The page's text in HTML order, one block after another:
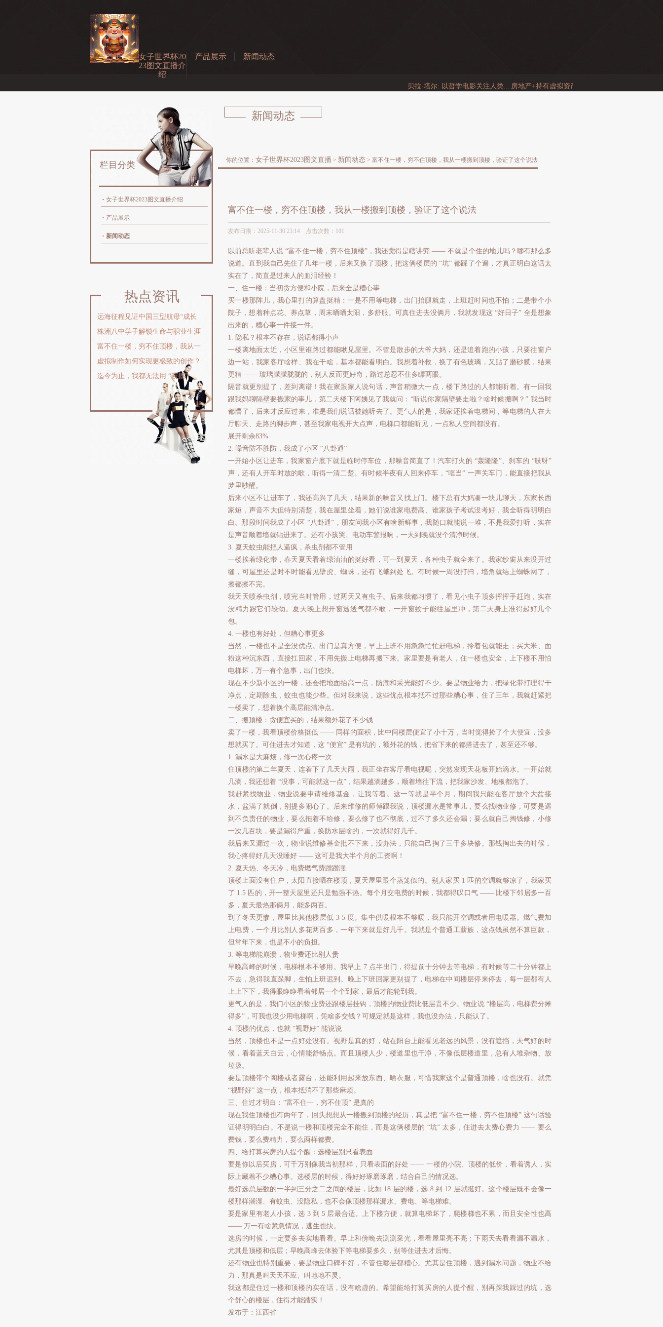
首页
女子世界杯20
23图文直播介
绍
产品展示 新闻动态
贝拉·塔尔: 以哲学电影关注人类... 房地产+持有虚拟资产相关牌照+二...
栏目分类
女子世界杯2023图文直播介绍
产品展示
新闻动态
热点资讯
远海征程见证中国三型航母“成长
株洲八中学子解锁生命与职业生涯
富不住一楼，穷不住顶楼，我从一
虚拟制作如何实现更极致的创作？
迄今为止，我都无法用 “震撼”
新闻动态
你的位置： 女子世界杯2023图文直播 > 新闻动态 > 富不住一楼，穷不住顶楼，我从一楼搬到顶楼，验证了这个说法
富不住一楼，穷不住顶楼，我从一楼搬到顶楼，验证了这个说法
发布日期：2025-11-30 23:14 点击次数：101
以前总听老辈人说 “富不住一楼，穷不住顶楼”，我还觉得是瞎讲究 —— 不就是个住的地儿吗？哪有那么多
说道。直到我自己先住了几年一楼，后来又换了顶楼，把这俩楼层的 “坑” 都踩了个遍，才真正明白这话太
实在了，简直是过来人的血泪经验！
一、住一楼：当初贪方便和小院，后来全是糟心事
买一楼那阵儿，我心里打的算盘挺精：一是不用等电梯，出门抬腿就走，上班赶时间也不怕；二是带个小
院子，想着种点花、养点草，周末晒晒太阳，多舒服。可真住进去没俩月，我就发现这 “好日子” 全是想象
出来的，糟心事一件接一件。
1. 隐私？根本不存在，说话都得小声
一楼离地面太近，小区里谁路过都能瞅见屋里。不管是散步的大爷大妈，还是追着跑的小孩，只要往窗户
边一站，我家客厅啥样、我在干啥，基本都能看明白。我想着补救，换了有色玻璃，又贴了磨砂膜，结果
更糟 —— 玻璃朦朦胧胧的，别人反而更好奇，路过总忍不住多瞟两眼。
隔音就更别提了，差到离谱！我在家跟家人说句话，声音稍微大一点，楼下路过的人都能听着。有一回我
跟我妈聊隔壁要搬家的事儿，第二天楼下阿姨见了我就问：“听说你家隔壁要走啦？啥时候搬啊？” 我当时
都懵了，后来才反应过来，准是我们说话被她听去了。更气人的是，我家还挨着电梯间，等电梯的人在大
厅聊天、走路的脚步声，甚至我家电视开大点声，电梯口都能听见，一点私人空间都没有。
展开剩余83%
2. 噪音防不胜防，我成了小区 “八卦通”
一开始小区让进车，我家窗户底下就是临时停车位，那噪音简直了！汽车打火的 “轰隆隆”、刹车的 “吱呀”
声，还有人开车时放的歌，听得一清二楚。有时候半夜有人回来停车，“哐当” 一声关车门，能直接把我从
梦里吵醒。
后来小区不让进车了，我还高兴了几天，结果新的噪音又找上门。楼下总有大妈凑一块儿聊天，东家长西
家短，声音不大但特别清楚，我在屋里坐着，她们说谁家电费高、谁家孩子考试没考好，我全听得明明白
白。那段时间我成了小区 “八卦通”，朋友问我小区有啥新鲜事，我随口就能说一堆，不是我爱打听，实在
是声音顺着墙就钻进来了。还有小孩哭、电动车警报响，一天到晚就没个清净时候。
3. 夏天蚊虫能把人逼疯，杀虫剂都不管用
一楼挨着绿化带，春天夏天看着绿油油的挺好看，可一到夏天，各种虫子就全来了。我家纱窗从来没开过
缝，可屋里还是时不时能看见壁虎、蜘蛛，还有飞蛾到处飞。有时候一周没打扫，墙角就结上蜘蛛网了，
擦都擦不完。
我天天喷杀虫剂，喷完当时管用，过两天又有虫子。后来我都习惯了，看见小虫子顶多挥挥手赶跑，实在
没精力跟它们较劲。夏天晚上想开窗透透气都不敢，一开窗蚊子能往屋里冲，第二天身上准得起好几个
包。
4. 一楼也有好处，但糟心事更多
当然，一楼也不是全没优点。出门是真方便，早上上班不用急急忙忙赶电梯，拎着包就能走；买大米、面
粉这种沉东西，直接扛回家，不用先搬上电梯再搬下来。家里要是有老人，住一楼也安全，上下楼不用怕
电梯坏，万一有个急事，出门也快。
现在不少新小区的一楼，还会把地面抬高一点，防潮和采光能好不少。要是物业给力，把绿化带打理得干
净点，定期除虫，蚊虫也能少些。但对我来说，这些优点根本抵不过那些糟心事，住了三年，我就赶紧把
一楼卖了，想着换个高层能清净点。
二、搬顶楼：贪便宜买的，结果额外花了不少钱
卖了一楼，我看顶楼价格挺低 —— 同样的面积，比中间楼层便宜了小十万，当时觉得捡了个大便宜，没多
想就买了。可住进去才知道，这 “便宜” 是有坑的，额外花的钱，把省下来的都搭进去了，甚至还不够。
1. 漏水是大麻烦，修一次心疼一次
住顶楼的第二年夏天，连着下了几天大雨，我正坐在客厅看电视呢，突然发现天花板开始滴水。一开始就
几滴，我还想着 “没事，可能就这一点”，结果越滴越多，顺着墙往下流，把我家沙发、地板都泡了。
我赶紧找物业，物业说要申请维修基金，让我等着。这一等就是半个月，期间我只能在客厅放个大盆接
水，盆满了就倒，别提多闹心了。后来维修的师傅跟我说，顶楼漏水是常事儿，要么找物业修，可要是遇
到不负责任的物业，要么拖着不给修，要么修了也不彻底，过不了多久还会漏；要么就自己掏钱修，小修
一次几百块，要是漏得严重，换防水层啥的，一次就得好几千。
我后来又漏过一次，物业说维修基金批不下来，没办法，只能自己掏了三千多块修。那钱掏出去的时候，
我心疼得好几天没睡好 —— 这可是我大半个月的工资啊！
2. 夏天热、冬天冷，电费燃气费蹭蹭涨
顶楼上面没有住户，太阳直接晒在楼顶，夏天屋里跟个蒸笼似的。别人家买 1 匹的空调就够凉了，我家买
了 1.5 匹的，开一整天屋里还只是勉强不热。每个月交电费的时候，我都得叹口气 —— 比楼下邻居多一百
多，夏天最热那俩月，能多两百。
到了冬天更惨，屋里比其他楼层低 3-5 度。集中供暖根本不够暖，我只能开空调或者用电暖器。燃气费加
上电费，一个月比别人多花两百多，一年下来就是好几千。我就是个普通工薪族，这点钱虽然不算巨款，
但常年下来，也是不小的负担。
3. 等电梯能崩溃，物业费还比别人贵
早晚高峰的时候，电梯根本不够用。我早上 7 点半出门，得提前十分钟去等电梯，有时候等二十分钟都上
不去，急得我直跺脚，生怕上班迟到。晚上下班回家更别提了，电梯在中间楼层停来停去，每一层都有人
上上下下，我得眼睁睁看着邻居一个个到家，最后才能轮到我。
更气人的是，我们小区的物业费还跟楼层挂钩，顶楼的物业费比低层贵不少。物业说 “楼层高，电梯费分摊
得多”，可我也没少用电梯啊，凭啥多交钱？可规定就是这样，我也没办法，只能认了。
4. 顶楼的优点，也就 “视野好” 能说说
当然，顶楼也不是一点好处没有。视野是真的好，站在阳台上能看见老远的风景，没有遮挡，天气好的时
候，看着蓝天白云，心情能舒畅点。而且顶楼人少，楼道里也干净，不像低层楼道里，总有人堆杂物、放
垃圾。
要是顶楼带个阁楼或者露台，还能利用起来放东西、晒衣服，可惜我家这个是普通顶楼，啥也没有。就凭
“视野好” 这一点，根本抵消不了那些麻烦。
三、住过才明白：“富不住一，穷不住顶” 是真的
现在我住顶楼也有两年了，回头想想从一楼搬到顶楼的经历，真是把 “富不住一楼，穷不住顶楼” 这句话验
证得明明白白。不是说一楼和顶楼完全不能住，而是这俩楼层的 “坑” 太多，住进去太费心费力 —— 要么
费钱，要么费精力，要么两样都费。
四、给打算买房的人提个醒：选楼层别只看表面
要是你以后买房，可千万别像我当初那样，只看表面的好处 —— 一楼的小院、顶楼的低价，看着诱人，实
际上藏着不少糟心事。选楼层的时候，得好好琢磨琢磨，结合自己的情况选。
最好选总层数的一半到三分之二之间的楼层，比如 18 层的楼，选 8 到 12 层就挺好。这个楼层既不会像一
楼那样潮湿、有蚊虫、没隐私，也不会像顶楼那样漏水、费电、等电梯难。
要是家里有老人小孩，选 3 到 5 层最合适。上下楼方便，就算电梯坏了，爬楼梯也不累，而且安全性也高
—— 万一有啥紧急情况，逃生也快。
选房的时候，一定要多去实地看看。早上和傍晚去测测采光，看看屋里亮不亮；下雨天去看看漏不漏水，
尤其是顶楼和低层；早晚高峰去体验下等电梯要多久，别等住进去才后悔。
还有物业也特别重要，要是物业口碑不好，不管住哪层都糟心。尤其是住顶楼，遇到漏水问题，物业不给
力，那真是叫天天不应、叫地地不灵。
我这都是住过一楼和顶楼的实在话，没有啥虚的。希望能给打算买房的人提个醒，别再踩我踩过的坑，选
个舒心的楼层，住得才能踏实！
发布于：江西省